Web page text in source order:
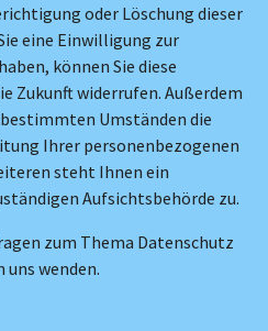
oder Löschung dieser
eine Einwilligung zur
können Sie diese
Zukunft widerrufen. Außerdem
Umständen die
Ihrer personenbezogenen
steht Ihnen ein
Aufsichtsbehörde zu.
zum Thema Datenschutz
uns wenden.